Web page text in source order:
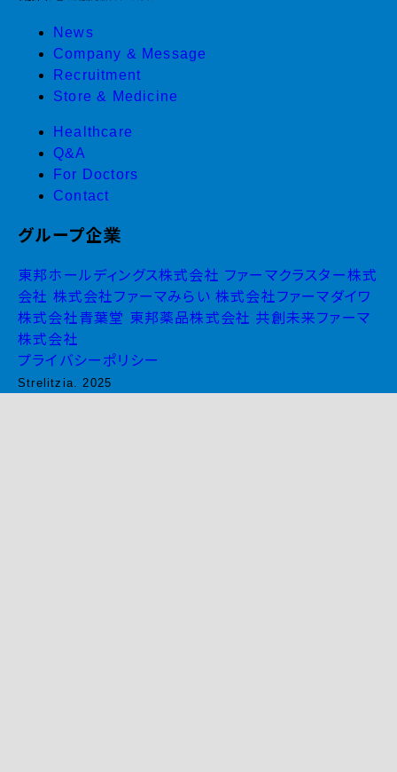
News
Company & Message
Recruitment
Store & Medicine
Healthcare
Q&A
For Doctors
Contact
グループ企業
東邦ホールディングス株式会社 ファーマクラスター株式
会社 株式会社ファーマみらい 株式会社ファーマダイワ
株式会社青葉堂 東邦薬品株式会社 共創未来ファーマ
株式会社
プライバシーポリシー
Strelitzia. 2025